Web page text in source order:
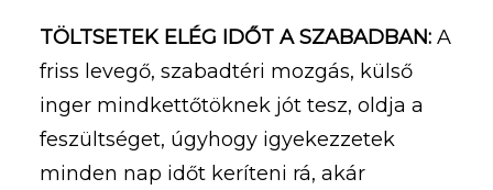
TÖLTSETEK ELÉG IDŐT A SZABADBAN: A
friss levegő, szabadtéri mozgás, külső
inger mindkettőtöknek jót tesz, oldja a
feszültséget, úgyhogy igyekezzetek
minden nap időt keríteni rá, akár